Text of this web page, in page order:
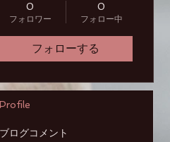
0
フォロワー
0
フォロー中
フォローする
Profile
ブログコメント